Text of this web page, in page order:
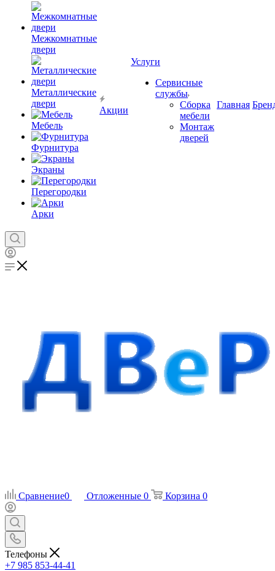
Межкомнатные
двери
Металлические
двери
Мебель
Фурнитура
Экраны
Перегородки
Арки
Акции
Услуги
Сервисные
службы
Сборка
мебели
Монтаж
дверей
Главная
Сравнение0 Отложенные 0 Корзина 0
Телефоны
+7 985 853-44-41